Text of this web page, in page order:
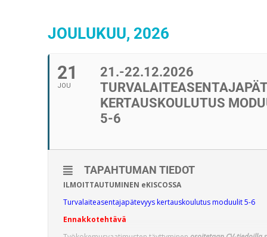
JOULUKUU, 2026
21
JOU
21.-22.12.2026
KERTAUSKOULUTUS
5-6
TAPAHTUMAN TIEDOT
ILMOITTAUTUMINEN eKISCOSSA
Turvalaiteasentajapätevyys kertauskoulutus moduulit 5-6
Ennakkotehtävä